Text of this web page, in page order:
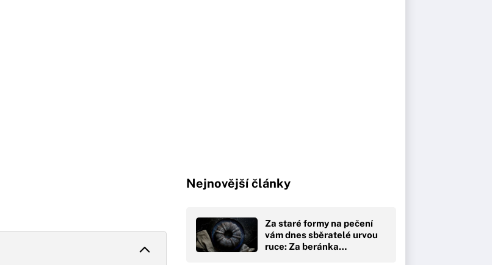
Nejnovější články
Za staré formy na pečení
vám dnes sběratelé urvou
ruce: Za beránka…